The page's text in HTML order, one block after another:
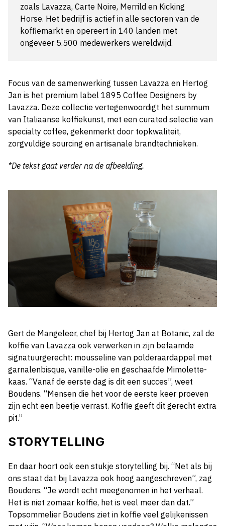
zoals Lavazza, Carte Noire, Merrild en Kicking
Horse. Het bedrijf is actief in alle sectoren van de
koffiemarkt en opereert in 140 landen met
ongeveer 5.500 medewerkers wereldwijd.
Focus van de samenwerking tussen Lavazza en Hertog
Jan is het premium label 1895 Coffee Designers by
Lavazza. Deze collectie vertegenwoordigt het summum
van Italiaanse koffiekunst, met een curated selectie van
specialty coffee, gekenmerkt door topkwaliteit,
zorgvuldige sourcing en artisanale brandtechnieken.
*De tekst gaat verder na de afbeelding.
Gert de Mangeleer, chef bij Hertog Jan at Botanic, zal de
koffie van Lavazza ook verwerken in zijn befaamde
signatuurgerecht: mousseline van polderaardappel met
garnalenbisque, vanille-olie en geschaafde Mimolette-
kaas. “Vanaf de eerste dag is dit een succes”, weet
Boudens. “Mensen die het voor de eerste keer proeven
zijn echt een beetje verrast. Koffie geeft dit gerecht extra
pit.”
STORYTELLING
En daar hoort ook een stukje storytelling bij. “Net als bij
ons staat dat bij Lavazza ook hoog aangeschreven”, zag
Boudens. “Je wordt echt meegenomen in het verhaal.
Het is niet zomaar koffie, het is veel meer dan dat.”
Topsommelier Boudens ziet in koffie veel gelijkenissen